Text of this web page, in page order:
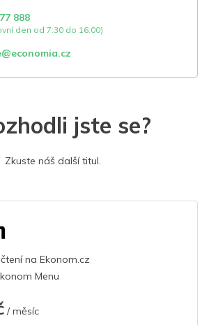
888
den od 7:30 do 16:00)
jste se?
Zkuste náš další titul.
na Ekonom.cz
Menu
/ měsíc